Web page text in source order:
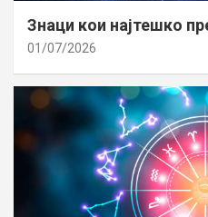
Знаци кои најтешко
01/07/2026